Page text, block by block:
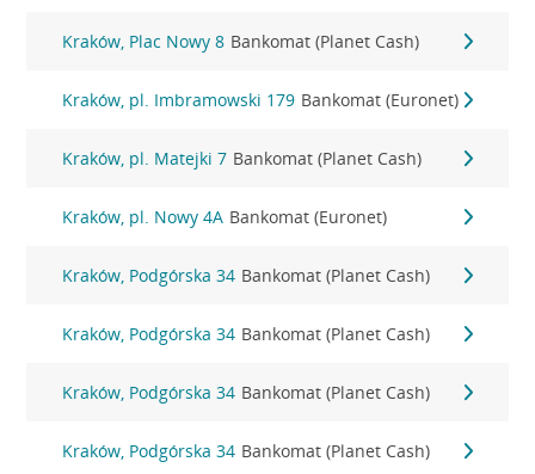
Kraków, Plac Nowy 8 Bankomat (Planet Cash)
Kraków, pl. Imbramowski 179 Bankomat (Euronet)
Kraków, pl. Matejki 7 Bankomat (Planet Cash)
Kraków, pl. Nowy 4A Bankomat (Euronet)
Kraków, Podgórska 34 Bankomat (Planet Cash)
Kraków, Podgórska 34 Bankomat (Planet Cash)
Kraków, Podgórska 34 Bankomat (Planet Cash)
Kraków, Podgórska 34 Bankomat (Planet Cash)